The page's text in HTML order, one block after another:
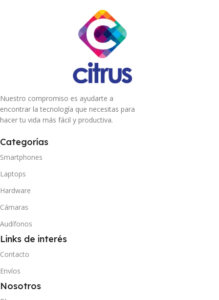
Nuestro compromiso es ayudarte a
encontrar la tecnología que necesitas para
hacer tu vida más fácil y productiva.
Categorías
Smartphones
Laptops
Hardware
Cámaras
Audífonos
Links de interés
Contacto
Envíos
Nosotros